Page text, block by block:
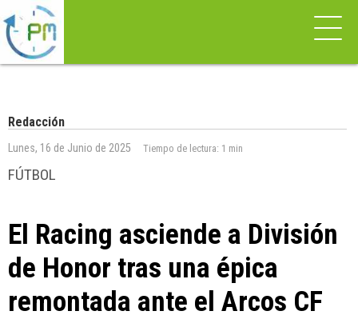
Redacción
Lunes, 16 de Junio de 2025 Tiempo de lectura: 1 min
FÚTBOL
El Racing asciende a División
de Honor tras una épica
remontada ante el Arcos CF